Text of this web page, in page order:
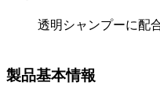
透明シャンプーに配
製品基本情報